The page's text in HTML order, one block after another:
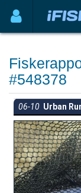
#548378
06-10 Urban